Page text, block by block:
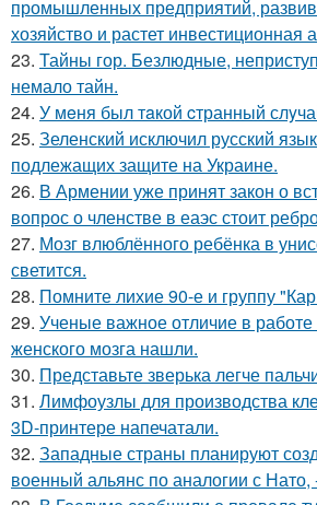
промышленных предприятий,
хозяйство и растет инвестиционная
23. Тайны гор. Безлюдные,
немало тайн.
24. У мeня был тaкой cтранный
25. Зеленский исключил русский
подлежащих защите на Украине.
26. В Армении уже принят закон о
вопрос о членстве в еаэс стоит
27. Мозг влюблённого ребёнка в
светится.
28. Помните лихие 90-е и группу
29. Ученые важное отличие в работе
женского мозга нашли.
30. Представьте зверька легче
31. Лимфоузлы для производства
3D-принтере напечатали.
32. Западные страны планируют
военный альянс по аналогии с Нато,